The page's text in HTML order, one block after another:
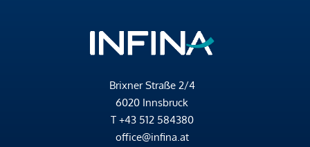
Brixner Straße 2/4
6020 Innsbruck
T +43 512 584380
office@infina.at